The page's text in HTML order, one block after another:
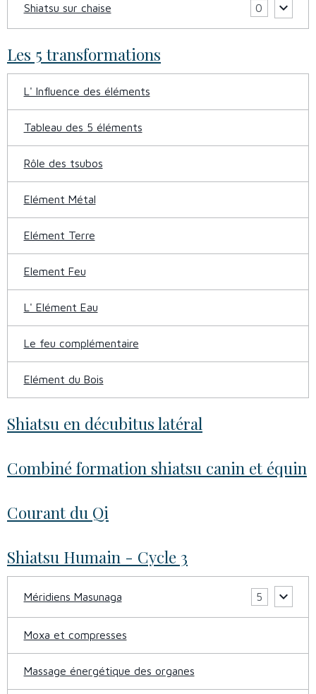
Shiatsu sur chaise 0
Les 5 transformations
L' Influence des éléments
Tableau des 5 éléments
Rôle des tsubos
Elément Métal
Elément Terre
Element Feu
L' Elément Eau
Le feu complémentaire
Elément du Bois
Shiatsu en décubitus latéral
Combiné formation shiatsu canin et équin
Courant du Qi
Shiatsu Humain - Cycle 3
Méridiens Masunaga 5
Moxa et compresses
Massage énergétique des organes